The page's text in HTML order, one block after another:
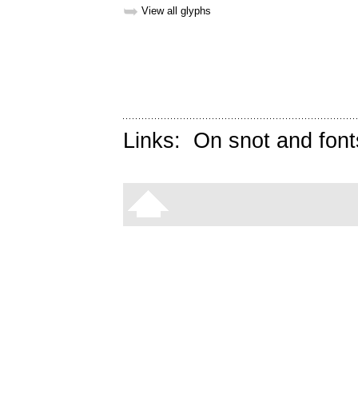
➥ View all glyphs
Links: On snot and